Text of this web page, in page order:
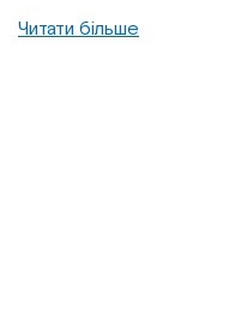
Читати більше